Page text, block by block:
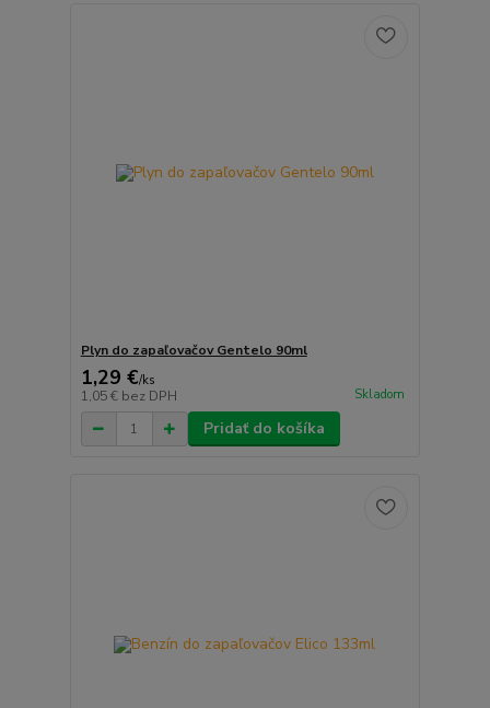
Plyn do zapaľovačov Gentelo 90ml
1,29 €/ks
1,05 € bez DPH Skladom
Pridať do košíka